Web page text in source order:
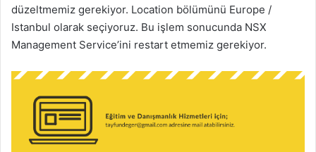
düzeltmemiz gerekiyor. Location bölümünü Europe /
Istanbul olarak seçiyoruz. Bu işlem sonucunda NSX
Management Service’ini restart etmemiz gerekiyor.